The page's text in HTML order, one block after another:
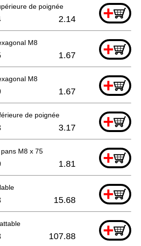
de poignée +
2.14
M8 +
1.67
M8 +
1.67
de poignée +
3.17
M8 x 75 +
1.81
+
15.68
+
107.88